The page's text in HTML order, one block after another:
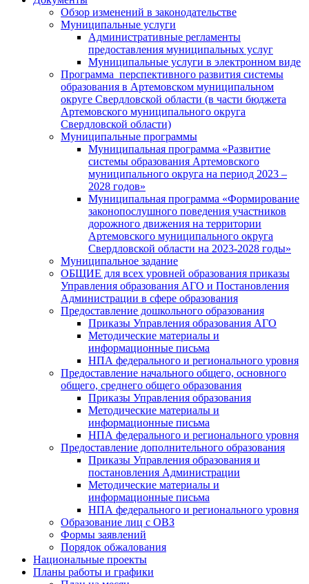
Обзор изменений в законодательстве
Муниципальные услуги
Административные регламенты
предоставления муниципальных услуг
Муниципальные услуги в электронном виде
Программа перспективного развития системы
образования в Артемовском муниципальном
округе Свердловской области (в части бюджета
Артемовского муниципального округа
Свердловской области)
Муниципальные программы
Муниципальная программа «Развитие
системы образования Артемовского
муниципального округа на период 2023 –
2028 годов»
Муниципальная программа «Формирование
законопослушного поведения участников
дорожного движения на территории
Артемовского муниципального округа
Свердловской области на 2023-2028 годы»
Муниципальное задание
ОБЩИЕ для всех уровней образования приказы
Управления образования АГО и Постановления
Администрации в сфере образования
Предоставление дошкольного образования
Приказы Управления образования АГО
Методические материалы и
информационные письма
НПА федерального и регионального уровня
Предоставление начального общего, основного
общего, среднего общего образования
Приказы Управления образования
Методические материалы и
информационные письма
НПА федерального и регионального уровня
Предоставление дополнительного образования
Приказы Управления образования и
постановления Администрации
Методические материалы и
информационные письма
НПА федерального и регионального уровня
Образование лиц с ОВЗ
Формы заявлений
Порядок обжалования
Национальные проекты
Планы работы и графики